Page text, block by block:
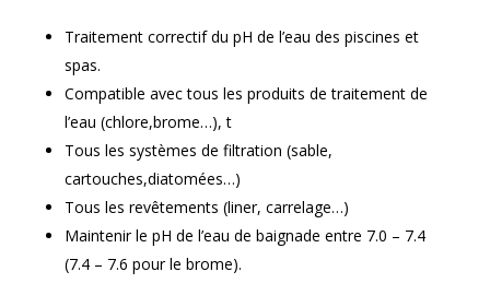
Traitement correctif du pH de l’eau des piscines et
spas.
Compatible avec tous les produits de traitement de
l’eau (chlore,brome…), t
Tous les systèmes de filtration (sable,
cartouches,diatomées…)
Tous les revêtements (liner, carrelage…)
Maintenir le pH de l’eau de baignade entre 7.0 – 7.4
(7.4 – 7.6 pour le brome).